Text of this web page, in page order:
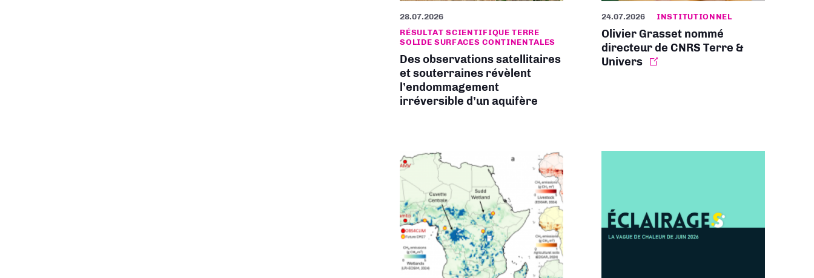
28.07.2026
RÉSULTAT SCIENTIFIQUE TERRE
SOLIDE SURFACES CONTINENTALES
Des observations satellitaires
et souterraines révèlent
l’endommagement
irréversible d’un aquifère
24.07.2026 INSTITUTIONNEL
Olivier Grasset nommé
directeur de CNRS Terre &
Univers